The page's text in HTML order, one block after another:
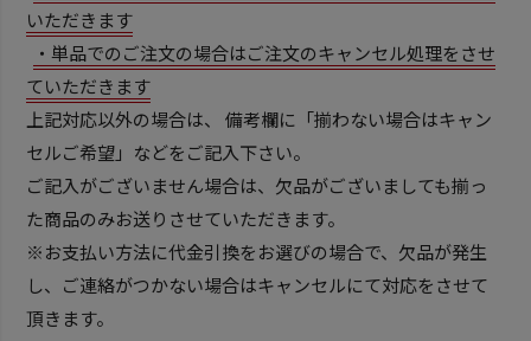
いただきます
・単品でのご注文の場合はご注文のキャンセル処理をさせ
ていただきます
上記対応以外の場合は、 備考欄に「揃わない場合はキャン
セルご希望」などをご記入下さい。
ご記入がございません場合は、欠品がございましても揃っ
た商品のみお送りさせていただきます。
※お支払い方法に代金引換をお選びの場合で、欠品が発生
し、ご連絡がつかない場合はキャンセルにて対応をさせて
頂きます。